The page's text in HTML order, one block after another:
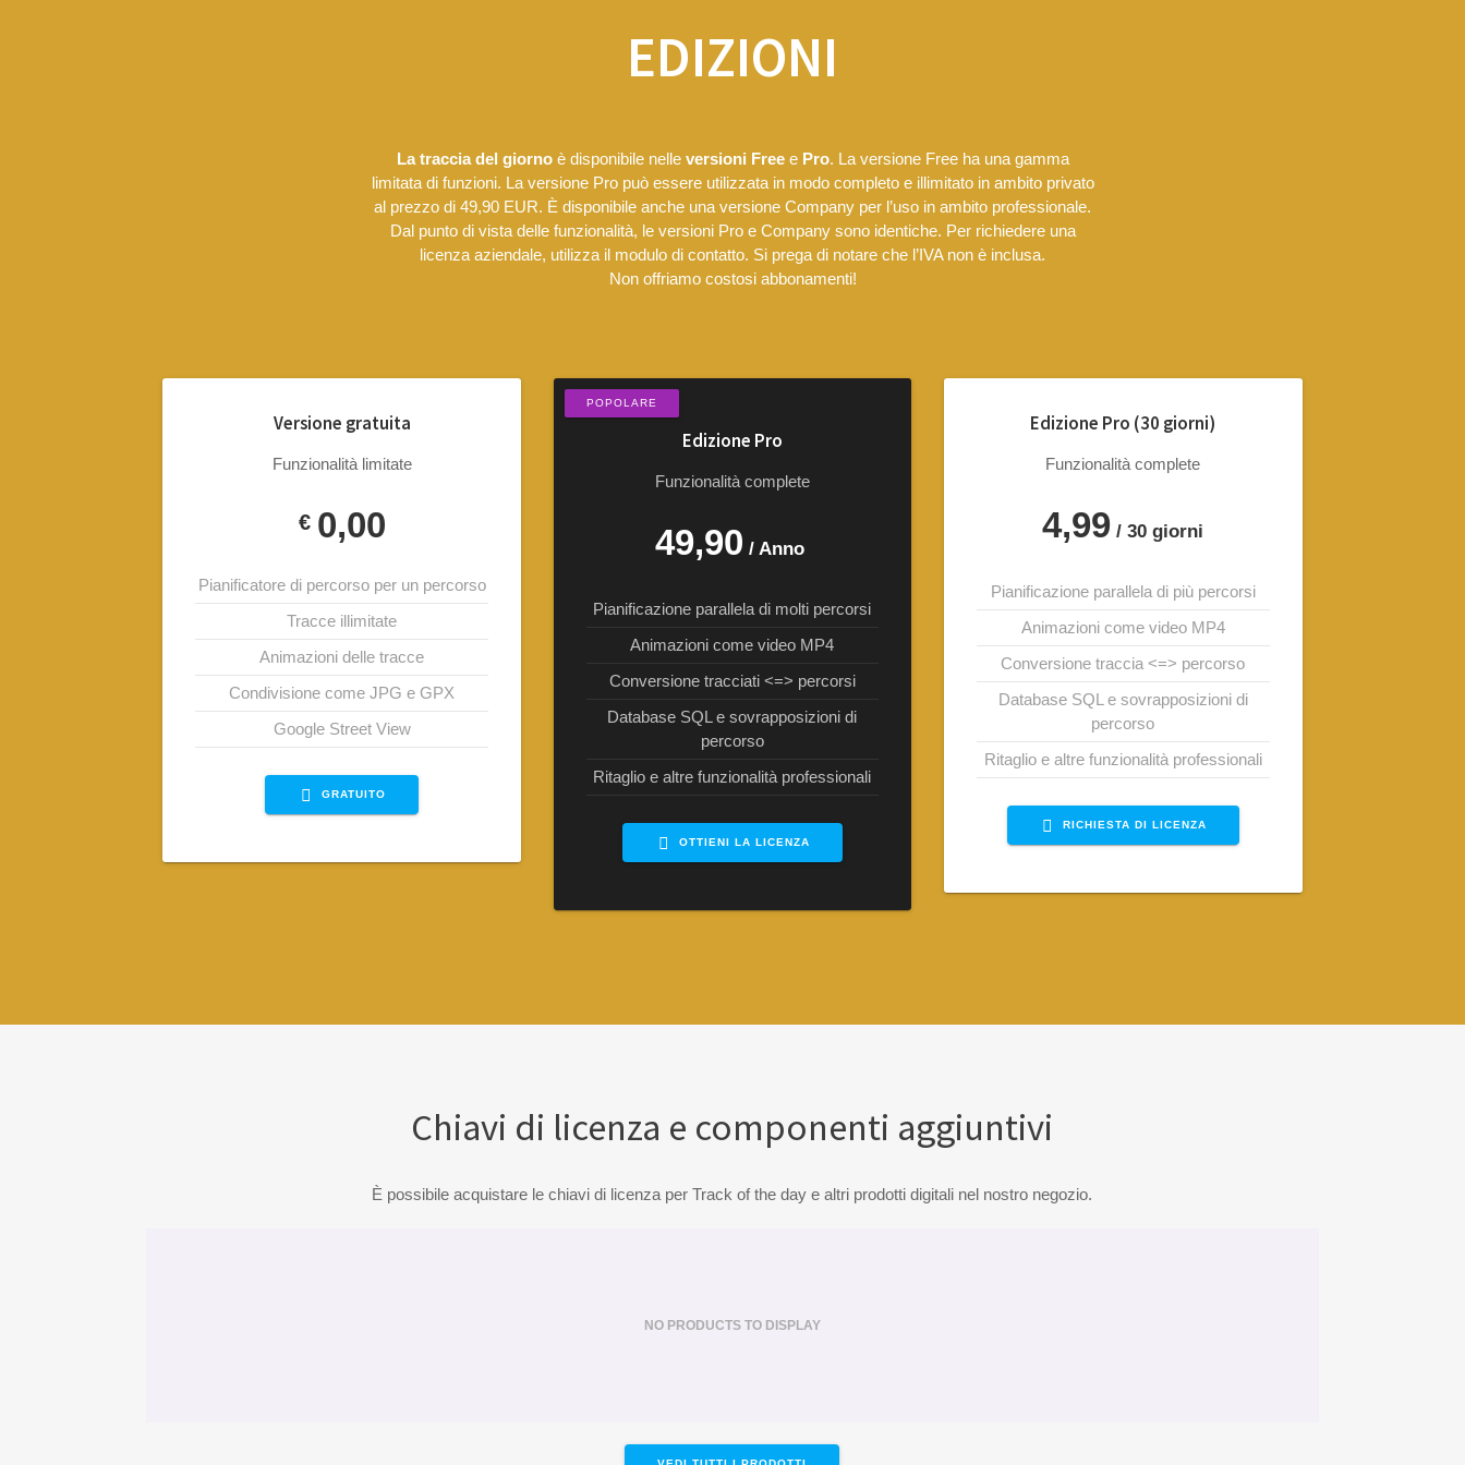
EDIZIONI
La traccia del giorno è disponibile nelle versioni Freee Pro. La versione Free ha una gamma
limitata di funzioni. La versione Pro può essere utilizzata in modo completo e illimitato in ambito privato
al prezzo di 49,90 EUR. È disponibile anche una versione Company per l’uso in ambito professionale.
Dal punto di vista delle funzionalità, le versioni Pro e Company sono identiche. Per richiedere una
licenza aziendale, utilizza il modulo di contatto. Si prega di notare che l’IVA non è inclusa.
Non offriamo costosi abbonamenti!
Versione gratuita
Funzionalità limitate
€ 0,00
Pianificatore di percorso per un percorso
Tracce illimitate
Animazioni delle tracce
Condivisione come JPG e GPX
Google Street View
GRATUITO
POPOLARE
Edizione Pro
Funzionalità complete
49,90 / Anno
Pianificazione parallela di molti percorsi
Animazioni come video MP4
Conversione tracciati <=> percorsi
Database SQL e sovrapposizioni di
percorso
Ritaglio e altre funzionalità professionali
OTTIENI LA LICENZA
Edizione Pro (30 giorni)
Funzionalità complete
4,99 / 30 giorni
Pianificazione parallela di più percorsi
Animazioni come video MP4
Conversione traccia <=> percorso
Database SQL e sovrapposizioni di
percorso
Ritaglio e altre funzionalità professionali
RICHIESTA DI LICENZA
Chiavi di licenza e componenti aggiuntivi
È possibile acquistare le chiavi di licenza per Track of the day e altri prodotti digitali nel nostro negozio.
NO PRODUCTS TO DISPLAY